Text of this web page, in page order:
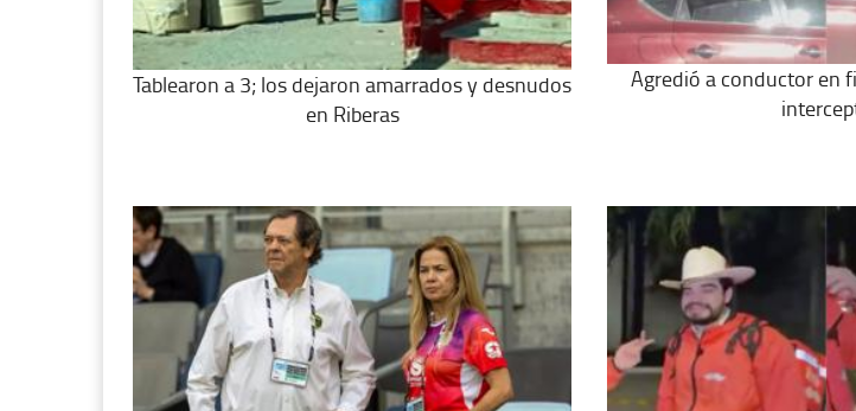
Tablearon a 3; los dejaron amarrados y desnudos
en Riberas
Agredió a conductor en